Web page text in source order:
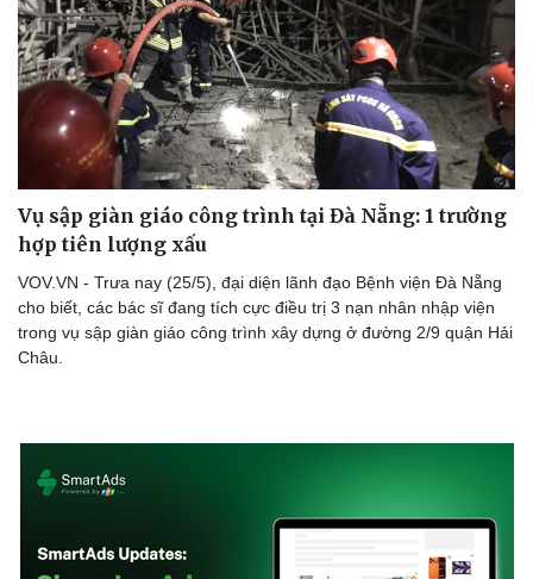
Vụ sập giàn giáo công trình tại Đà Nẵng: 1 trường
hợp tiên lượng xấu
VOV.VN - Trưa nay (25/5), đại diện lãnh đạo Bệnh viện Đà Nẵng
cho biết, các bác sĩ đang tích cực điều trị 3 nạn nhân nhập viện
trong vụ sập giàn giáo công trình xây dựng ở đường 2/9 quận Hải
Châu.